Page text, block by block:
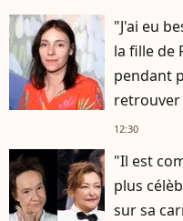
"J'ai eu
la fille de
pendant
retrouver
12:30
"Il est
plus
sur sa